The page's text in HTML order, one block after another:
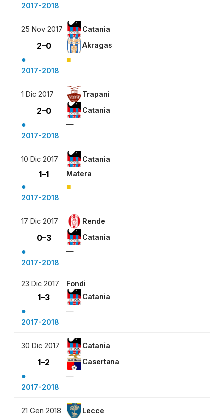
2017-2018
25 Nov 2017 Catania
2–0 Akragas
● ■
2017-2018
1 Dic 2017 Trapani
2–0 Catania
●
—
2017-2018
10 Dic 2017 Catania
1–1 Matera
● ■
2017-2018
17 Dic 2017 Rende
0–3 Catania
●
—
2017-2018
23 Dic 2017 Fondi
1–3 Catania
●
—
2017-2018
30 Dic 2017 Catania
1–2 Casertana
●
—
2017-2018
21 Gen 2018 Lecce